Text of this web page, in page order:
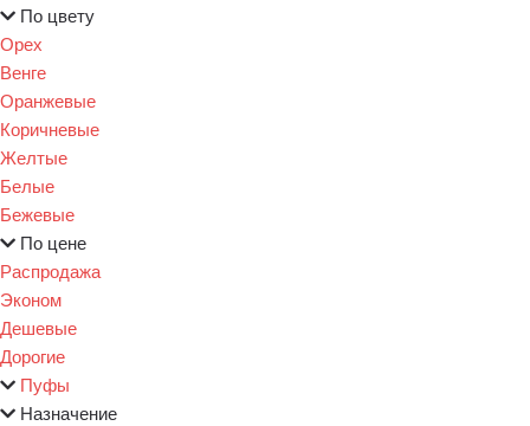
По цвету
Орех
Венге
Оранжевые
Коричневые
Желтые
Белые
Бежевые
По цене
Распродажа
Эконом
Дешевые
Дорогие
Пуфы
Назначение